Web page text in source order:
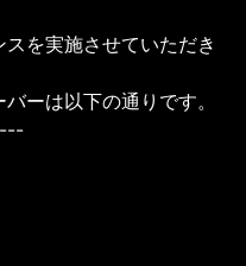
を実施させていただき
ーは以下の通りです。